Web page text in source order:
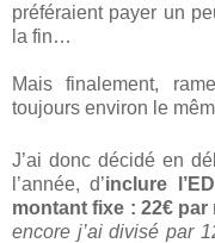
préféraient payer un
la fin…
Mais finalement,
toujours environ le
J’ai donc décidé en
l’année, d’inclure
montant fixe : 22€ par
encore j’ai divisé par